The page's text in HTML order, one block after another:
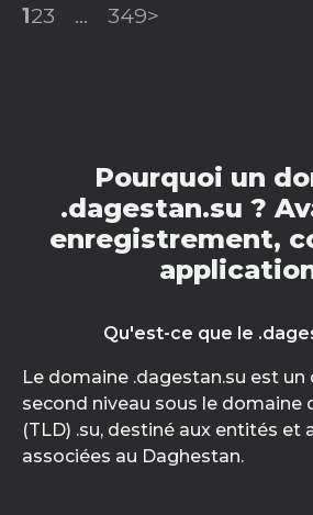
123 ... 349>
Pourquoi un
.dagestan.su ?
enregistrement,
Qu'est-ce que le
Le domaine .dagestan.su est
second niveau sous le domaine
(TLD) .su, destiné aux entités et
associées au Daghestan.